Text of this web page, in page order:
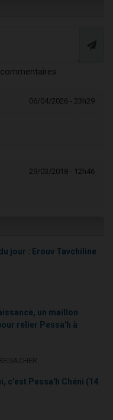
06/04/2026 - 23h29
29/03/2018 - 12h46
jour : Erouv Tavchiline
un maillon
relier Pessa'h à
c'est Pessa'h Chéni (14